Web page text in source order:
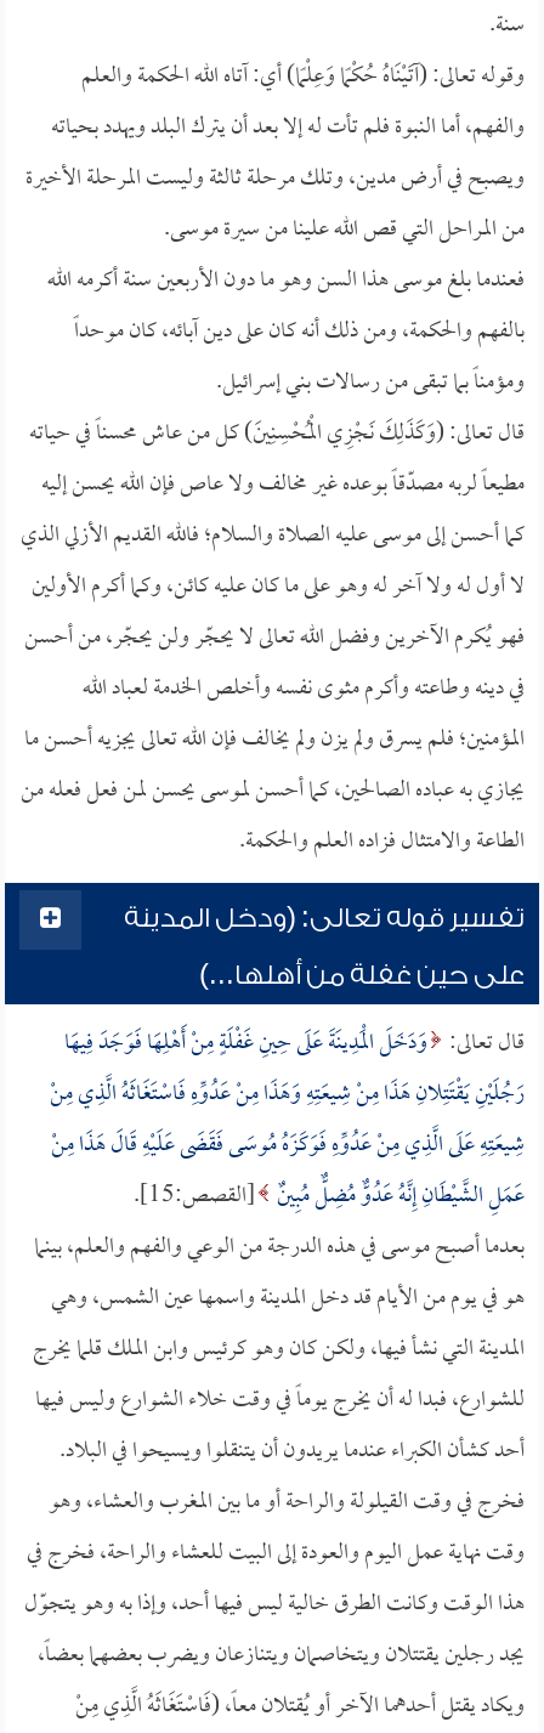
سنة.
وقوله تعالى: (آتَيْنَاهُ حُكْمًا وَعِلْمًا) أي: آتاه الله الحكمة والعلم
والفهم، أما النبوة فلم تأت له إلا بعد أن يترك البلد ويهدد بحياته
ويصبح في أرض مدين، وتلك مرحلة ثالثة وليست المرحلة الأخيرة
من المراحل التي قص الله علينا من سيرة موسى.
فعندما بلغ موسى هذا السن وهو ما دون الأربعين سنة أكرمه الله
بالفهم والحكمة، ومن ذلك أنه كان على دين آبائه، كان موحداً
ومؤمناً بما تبقى من رسالات بني إسرائيل.
قال تعالى: (وَكَذَلِكَ نَجْزِي الْمُحْسِنِينَ) كل من عاش محسناً في حياته
مطيعاً لربه مصدّقاً بوعده غير مخالف ولا عاص فإن الله يحسن إليه
كما أحسن إلى موسى عليه الصلاة والسلام؛ فالله القديم الأزلي الذي
لا أول له ولا آخر له وهو على ما كان عليه كائن، وكما أكرم الأولين
فهو يُكرم الآخرين وفضل الله تعالى لا يحجّر ولن يحجّر، من أحسن
في دينه وطاعته وأكرم مثوى نفسه وأخلص الخدمة لعباد الله
المؤمنين؛ فلم يسرق ولم يزن ولم يخالف فإن الله تعالى يجزيه أحسن ما
يجازي به عباده الصالحين، كما أحسن لموسى يحسن لمن فعل فعله من
الطاعة والامتثال فزاده العلم والحكمة.
تفسير قوله تعالى: (ودخل المدينة
على حين غفلة من أهلها...)
قال تعالى: وَدَخَلَ الْمَدِينَةَ عَلَى حِينِ غَفْلَةٍ مِنْ أَهْلِهَا فَوَجَدَ فِيهَا
رَجُلَيْنِ يَقْتَتِلانِ هَذَا مِنْ شِيعَتِهِ وَهَذَا مِنْ عَدُوِّهِ فَاسْتَغَاثَهُ الَّذِي مِنْ
شِيعَتِهِ عَلَى الَّذِي مِنْ عَدُوِّهِ فَوَكَزَهُ مُوسَى فَقَضَى عَلَيْهِ قَالَ هَذَا مِنْ
عَمَلِ الشَّيْطَانِ إِنَّهُ عَدُوٌّ مُضِلٌّ مُبِينٌ [القصص:15].
بعدما أصبح موسى في هذه الدرجة من الوعي والفهم والعلم، بينما
هو في يوم من الأيام قد دخل المدينة واسمها عين الشمس، وهي
المدينة التي نشأ فيها، ولكن كان وهو كرئيس وابن الملك قلما يخرج
للشوارع، فبدا له أن يخرج يوماً في وقت خلاء الشوارع وليس فيها
أحد كشأن الكبراء عندما يريدون أن يتنقلوا ويسيحوا في البلاد.
فخرج في وقت القيلولة والراحة أو ما بين المغرب والعشاء، وهو
وقت نهاية عمل اليوم والعودة إلى البيت للعشاء والراحة، فخرج في
هذا الوقت وكانت الطرق خالية ليس فيها أحد، وإذا به وهو يتجوّل
يجد رجلين يقتتلان ويتخاصمان ويتنازعان ويضرب بعضهما بعضاً،
ويكاد يقتل أحدهما الآخر أو يُقتلان معاً، (فَاسْتَغَاثَهُ الَّذِي مِنْ